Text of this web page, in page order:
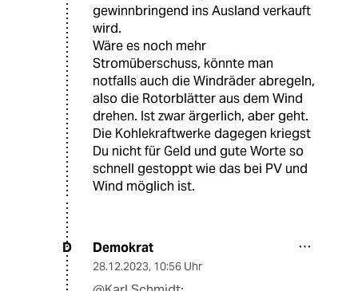
gewinnbringend ins Ausland verkauft
wird.
Wäre es noch mehr
Stromüberschuss, könnte man
notfalls auch die Windräder abregeln,
also die Rotorblätter aus dem Wind
drehen. Ist zwar ärgerlich, aber geht.
Die Kohlekraftwerke dagegen kriegst
Du nicht für Geld und gute Worte so
schnell gestoppt wie das bei PV und
Wind möglich ist.
D Demokrat
28.12.2023, 10:56 Uhr